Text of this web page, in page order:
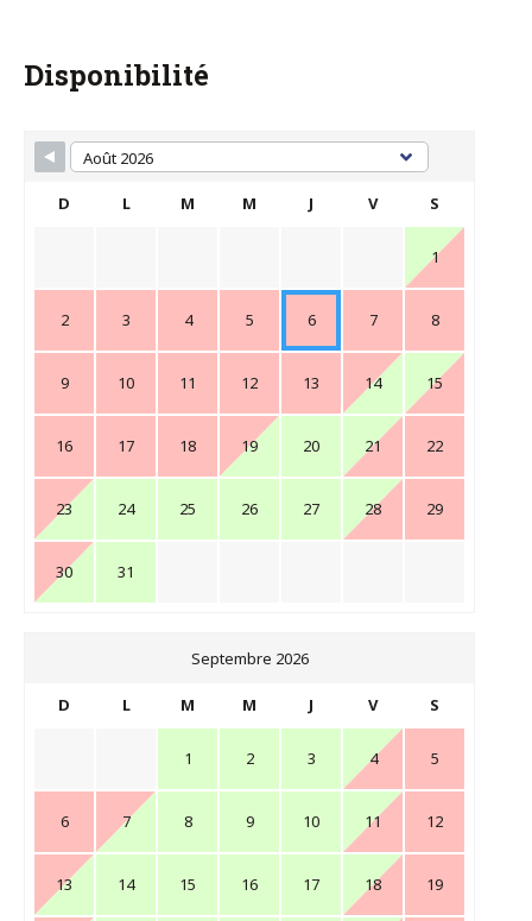
Disponibilité
D L M M J V S
1
2 3 4 5 6 7 8
9 10 11 12 13 14 15
16 17 18 19 20 21 22
23 24 25 26 27 28 29
30 31
Septembre 2026
D L M M J V S
1 2 3 4 5
6 7 8 9 10 11 12
13 14 15 16 17 18 19